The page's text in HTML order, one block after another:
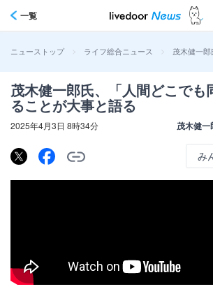
一覧
ニューストップ > ライフ総合ニュース > 茂木健一
茂木健一郎氏、「人間どこでも
ることが大事と語る
2025年4月3日 8時34分 茂木健
み